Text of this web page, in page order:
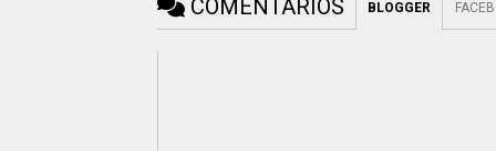
COMENTÁRIOS BLOGGER